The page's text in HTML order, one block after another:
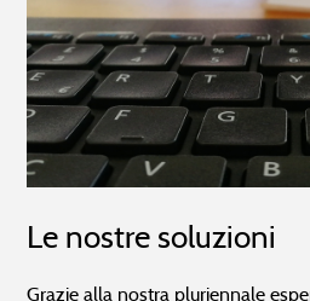
Le nostre soluzioni
Grazie alla nostra pluriennale